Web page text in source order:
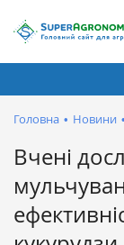
Головна • Новини •
Вчені